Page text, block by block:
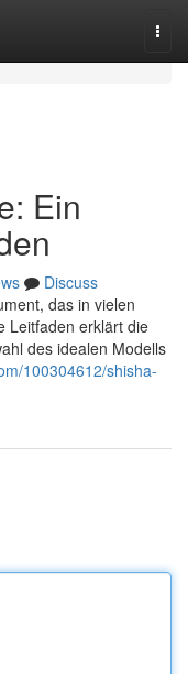
Ein
Discuss
das in vielen
Leitfaden erklärt die
des idealen Modells
100304612/shisha-